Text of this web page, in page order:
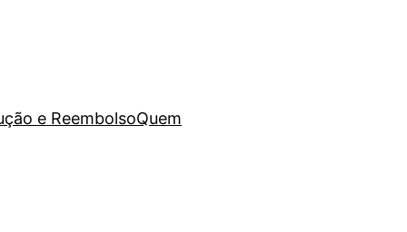
e ReembolsoQuem